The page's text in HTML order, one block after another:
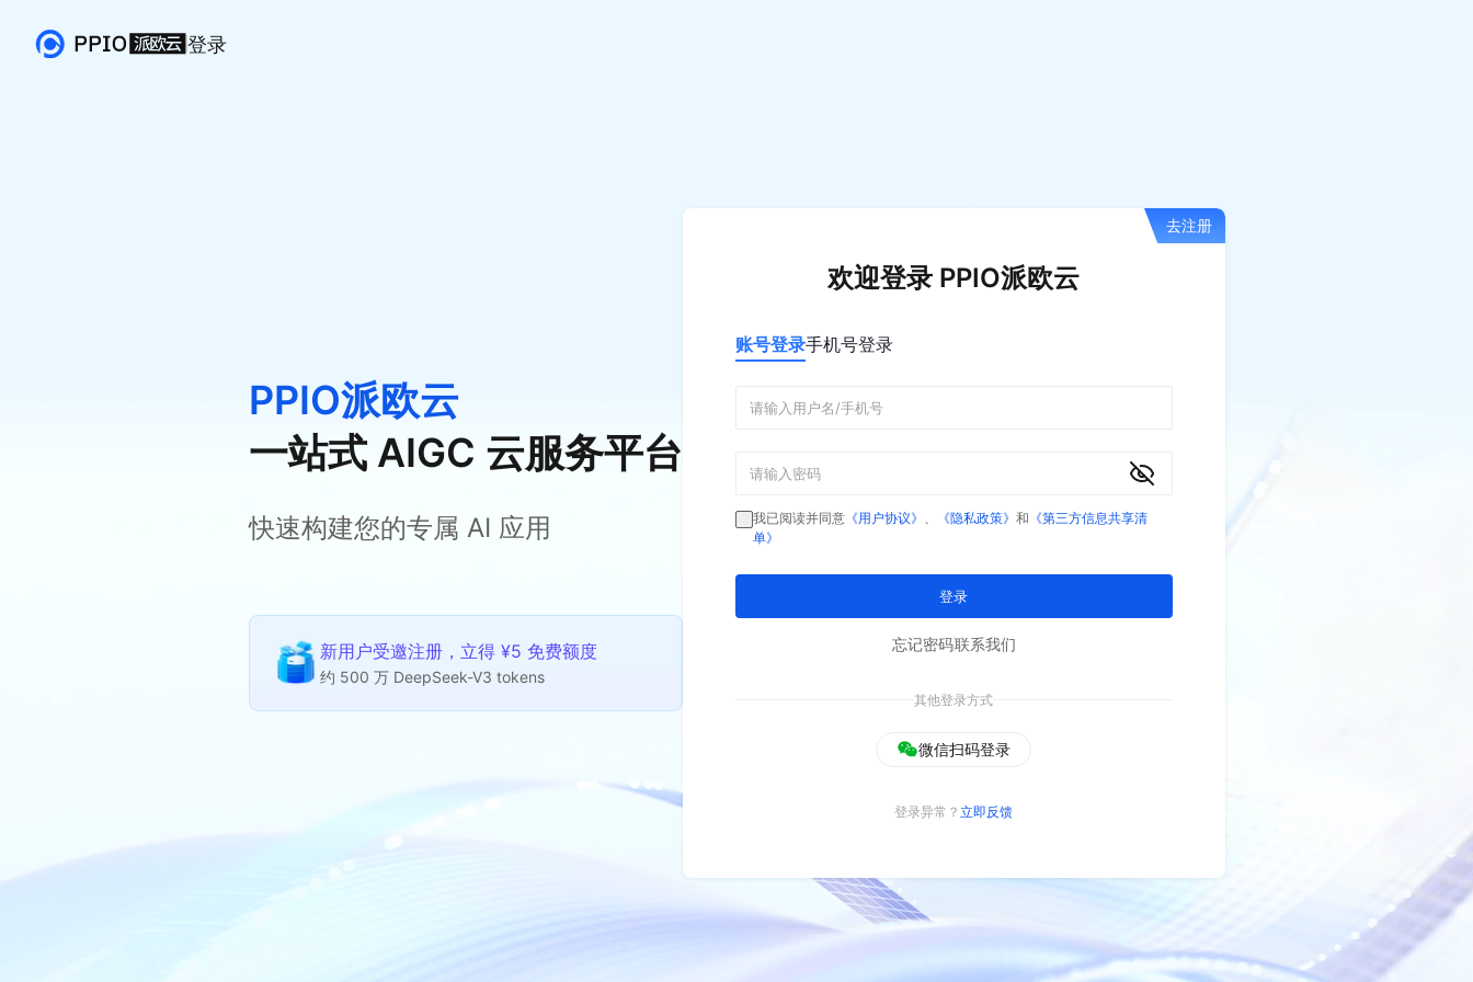
登录
PPIO派欧云
一站式 AIGC 云服务平台
快速构建您的专属 AI 应用
新用户受邀注册，立得 ¥5 免费额度
约 500 万 DeepSeek-V3 tokens
去注册
欢迎登录 PPIO派欧云
账号登录手机号登录
我已阅读并同意《用户协议》 《隐私政策》 和 《第三方信息共享清
单》
登录
忘记密码联系我们
其他登录方式
微信扫码登录
登录异常？ 立即反馈